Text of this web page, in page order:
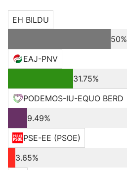
EH BILDU
50%
EAJ-PNV
31.75%
PODEMOS-IU-EQUO BERD
9.49%
PSE-EE (PSOE)
3.65%